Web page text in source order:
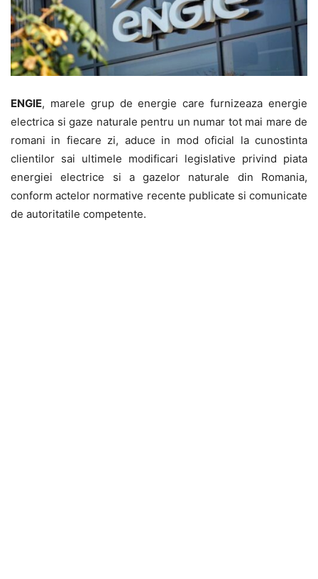
ENGIE, marele grup de energie care furnizeaza energie
electrica si gaze naturale pentru un numar tot mai mare de
romani in fiecare zi, aduce in mod oficial la cunostinta
clientilor sai ultimele modificari legislative privind piata
energiei electrice si a gazelor naturale din Romania,
conform actelor normative recente publicate si comunicate
de autoritatile competente.